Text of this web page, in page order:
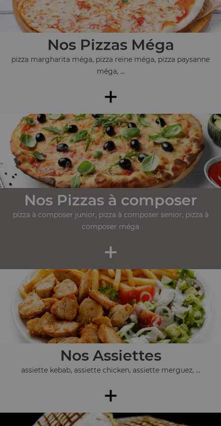
Nos Pizzas Méga
pizza margharita méga, pizza reine méga, pizza paysanne
méga, ...
+
Nos Pizzas à composer
pizza à composer junior, pizza à composer senior, pizza à
composer méga
+
Nos Assiettes
assiette kebab, assiette chicken, assiette merguez, ...
+